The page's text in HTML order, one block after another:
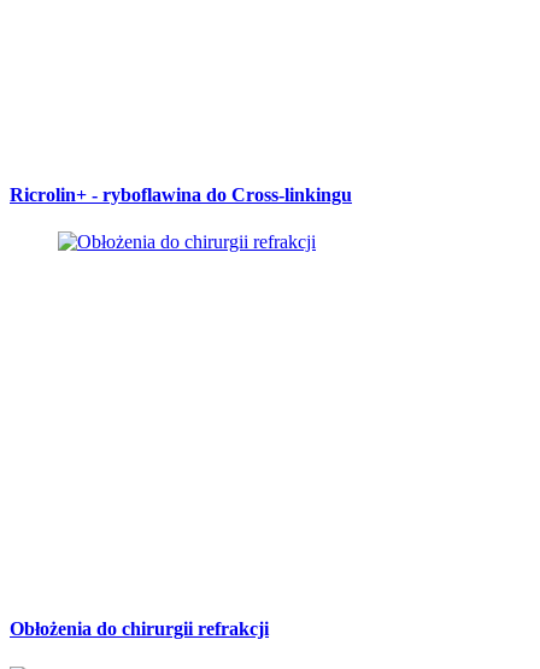
Ricrolin+ - ryboflawina do Cross-linkingu
Obłożenia do chirurgii refrakcji